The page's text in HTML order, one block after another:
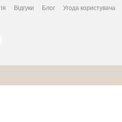
Відгуки Блог Угода користувача